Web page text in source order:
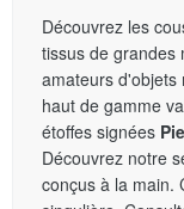
Découvrez les
tissus de grandes
amateurs d'objets
haut de gamme
étoffes signées
Découvrez notre
conçus à la main.